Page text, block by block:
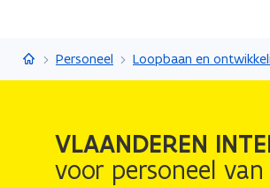
Vlaanderen Intern
Personeel Loopbaan en
VLAANDEREN
voor personeel